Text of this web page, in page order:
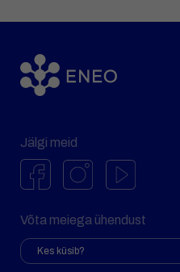
Jälgi meid
Võta meiega ühendust